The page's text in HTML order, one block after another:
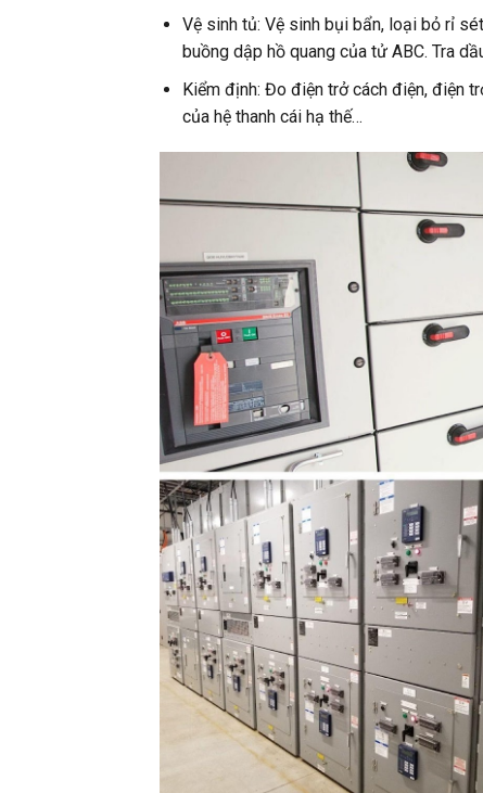
Vệ sinh tủ: Vệ sinh bụi bẩn, loại bỏ rỉ
buồng dập hồ quang của tử ABC. Tra
Kiểm định: Đo điện trở cách điện, điện
của hệ thanh cái hạ thế…